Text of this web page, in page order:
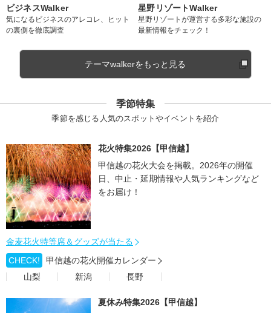
ビジネスWalker
気になるビジネスのアレコレ、ヒット
の裏側を徹底調査
星野リゾートWalker
星野リゾートが運営する多彩な施設の
最新情報をチェック！
テーマwalkerをもっと見る
季節特集
季節を感じる人気のスポットやイベントを紹介
花火特集2026【甲信越】
甲信越の花火大会を掲載。2026年の開催
日、中止・延期情報や人気ランキングなど
をお届け！
金麦花火特等席＆グッズが当たる
CHECK!
甲信越の花火開催カレンダー
山梨
新潟 長野
夏休み特集2026【甲信越】